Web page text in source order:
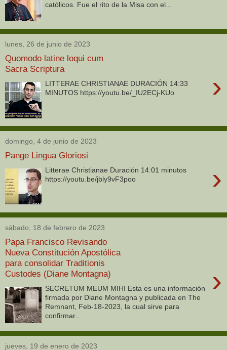
católicos. Fue el rito de la Misa con el...
lunes, 26 de junio de 2023
Quomodo latine loqui cum
Sacra Scriptura
›
LITTERAE CHRISTIANAE DURACIÓN 14:33
MINUTOS https://youtu.be/_IU2ECj-KUo
domingo, 4 de junio de 2023
Pange Lingua Gloriosi
›
Litterae Christianae Duración 14:01 minutos
https://youtu.be/jbly9vF3poo
sábado, 18 de febrero de 2023
Papa Francisco Revisando
Nueva Constitución Apostólica
para consolidar Traditionis
Custodes (Diane Montagna)
›
SECRETUM MEUM MIHI Esta es una información
firmada por Diane Montagna y publicada en The
Remnant, Feb-18-2023, la cual sirve para
confirmar...
jueves, 19 de enero de 2023